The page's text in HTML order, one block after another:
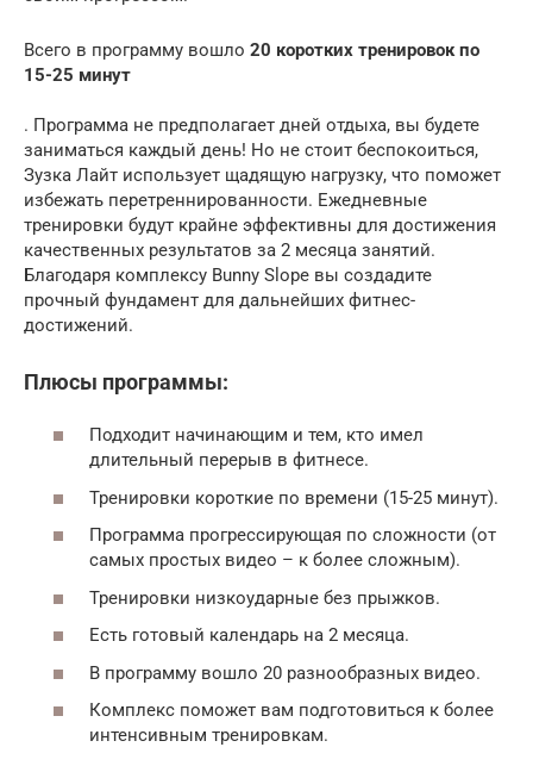
Всего в программу вошло 20 коротких тренировок по
15-25 минут
. Программа не предполагает дней отдыха, вы будете
заниматься каждый день! Но не стоит беспокоиться,
Зузка Лайт использует щадящую нагрузку, что поможет
избежать перетреннированности. Ежедневные
тренировки будут крайне эффективны для достижения
качественных результатов за 2 месяца занятий.
Благодаря комплексу Bunny Slope вы создадите
прочный фундамент для дальнейших фитнес-
достижений.
Плюсы программы:
Подходит начинающим и тем, кто имел
длительный перерыв в фитнесе.
Тренировки короткие по времени (15-25 минут).
Программа прогрессирующая по сложности (от
самых простых видео – к более сложным).
Тренировки низкоударные без прыжков.
Есть готовый календарь на 2 месяца.
В программу вошло 20 разнообразных видео.
Комплекс поможет вам подготовиться к более
интенсивным тренировкам.